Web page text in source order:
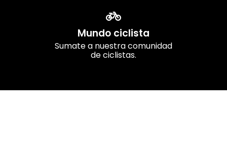
Mundo ciclista
Sumate a nuestra comunidad
de ciclistas.